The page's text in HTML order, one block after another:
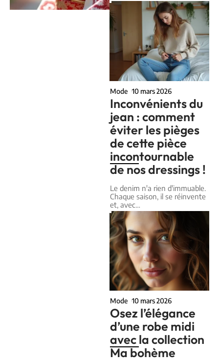
Mode 10 mars 2026
Inconvénients du
jean : comment
éviter les pièges
de cette pièce
incontournable
de nos dressings !
Le denim n'a rien d'immuable.
Chaque saison, il se réinvente
et, avec…
Mode 10 mars 2026
Osez l’élégance
d’une robe midi
avec la collection
Ma bohème